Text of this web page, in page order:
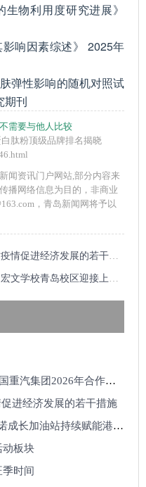
生物利用度研究进展》
影响因素综述》 2025年
弹性影响的随机对照试
期刊
需要与他人比较
肽粉顶级品牌排名揭晓
闻资讯门户网站,部分内容来
播网络信息为目的，非商业
，青岛新闻网将予以
促进经济发展的若干措施
接上海校区观摩研讨，校际教研共融启新章
合作伙伴大会公众开放日，邀您
进经济发展的若干措施
油站持续赋能港城家庭健康
动板块
时间